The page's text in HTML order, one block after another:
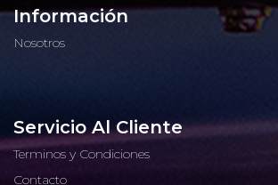
Información
Nosotros
Servicio Al Cliente
Terminos y Condiciones
Contacto